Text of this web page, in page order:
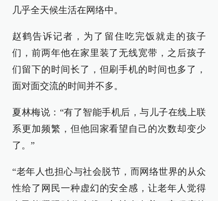
几乎全天候生活在网络中。
赵鹤告诉记者，为了留住吃完饭就走的孩子
们，前两年他在家里装了无线宽带，之后孩子
们留下的时间长了，但刷手机的时间也多了，
面对面交流的时间并不多。
夏林梅说：“有了智能手机后，与儿子在线上联
系更加频繁，但他回家看望自己的次数却变少
了。”
“老年人也担心与社会脱节，而网络世界的从众
性给了网民一种虚幻的安全感，让老年人觉得